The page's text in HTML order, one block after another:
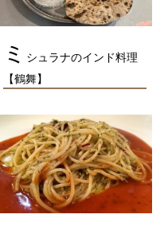
ミ
シュラナのインド料理
【鶴舞】